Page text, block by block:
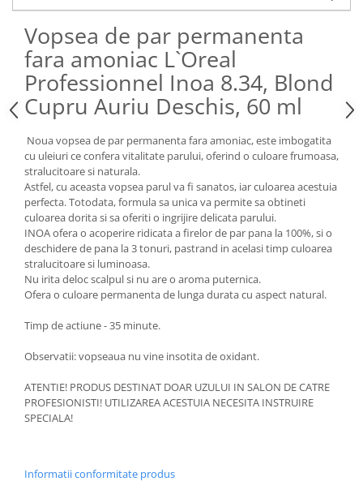
Vopsea de par permanenta
fara amoniac L`Oreal
Professionnel Inoa 8.34, Blond
Cupru Auriu Deschis, 60 ml
Noua vopsea de par permanenta fara amoniac, este imbogatita
cu uleiuri ce confera vitalitate parului, oferind o culoare frumoasa,
stralucitoare si naturala.
Astfel, cu aceasta vopsea parul va fi sanatos, iar culoarea acestuia
perfecta. Totodata, formula sa unica va permite sa obtineti
culoarea dorita si sa oferiti o ingrijire delicata parului.
INOA ofera o acoperire ridicata a firelor de par pana la 100%, si o
deschidere de pana la 3 tonuri, pastrand in acelasi timp culoarea
stralucitoare si luminoasa.
Nu irita deloc scalpul si nu are o aroma puternica.
Ofera o culoare permanenta de lunga durata cu aspect natural.
Timp de actiune - 35 minute.
Observatii: vopseaua nu vine insotita de oxidant.
ATENTIE! PRODUS DESTINAT DOAR UZULUI IN SALON DE CATRE
PROFESIONISTI! UTILIZAREA ACESTUIA NECESITA INSTRUIRE
SPECIALA!
Informatii conformitate produs